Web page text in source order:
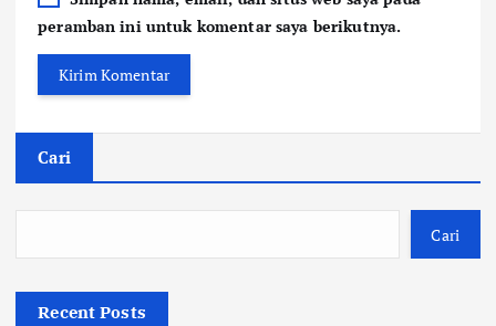
peramban ini untuk komentar saya berikutnya.
Cari
Cari
Recent Posts